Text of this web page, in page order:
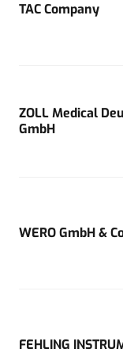
TAC Company
ZOLL Medical
GmbH
WERO GmbH &
FEHLING